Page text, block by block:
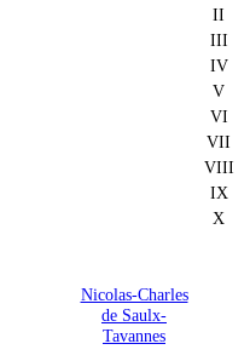
II
III
IV
V
VI
VII
VIII
IX
X
Nicolas-Charles
de Saulx-
Tavannes